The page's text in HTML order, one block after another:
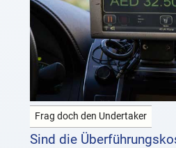
Frag doch den Undertaker
Sind die